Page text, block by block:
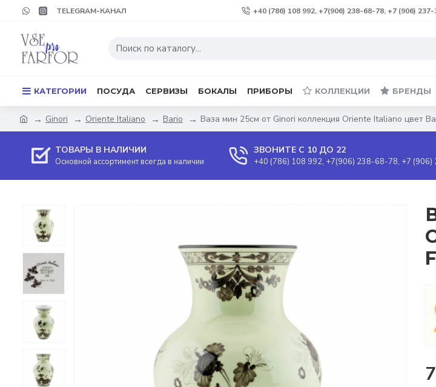
TELEGRAM-КАНАЛ +40 (786) 108 992, +7(906) 238-68-78, +7 (906)
КАТЕГОРИИ ПОСУДА СЕРВИЗЫ БОКАЛЫ ПРИБОРЫ КОЛЛЕКЦИИ БРЕНДЫ
Ginori Oriente Italiano Bario Ваза мин 25см от Ginori коллекция Oriente Italiano цвет
ТОВАРЫ В НАЛИЧИИ
Основной ассортимент всегда в наличии
ЗВОНИТЕ С 10 ДО 22
+40 (786) 108 992, +7(906) 238-68-78, +7